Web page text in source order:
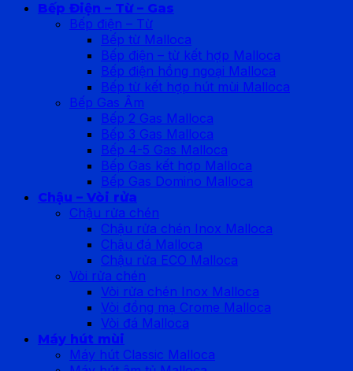
Bếp Điện – Từ – Gas
Bếp điện – Từ
Bếp từ Malloca
Bếp điện – từ kết hợp Malloca
Bếp điện hồng ngoại Malloca
Bếp từ kết hợp hút mùi Malloca
Bếp Gas Âm
Bếp 2 Gas Malloca
Bếp 3 Gas Malloca
Bếp 4-5 Gas Malloca
Bếp Gas kết hợp Malloca
Bếp Gas Domino Malloca
Chậu – Vòi rửa
Chậu rửa chén
Chậu rửa chén Inox Malloca
Chậu đá Malloca
Chậu rửa ECO Malloca
Vòi rửa chén
Vòi rửa chén Inox Malloca
Vòi đồng mạ Crome Malloca
Vòi đá Malloca
Máy hút mùi
Máy hút Classic Malloca